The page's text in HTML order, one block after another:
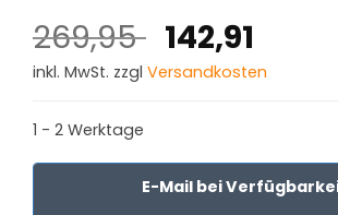
269,95
Preis
142,91
Preis
inkl. MwSt. zzgl Versandkosten
1 - 2 Werktage
E-Mail bei